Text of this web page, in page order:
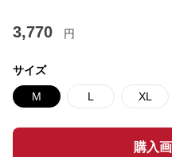
3,770 円
サイズ
M L XL
購入